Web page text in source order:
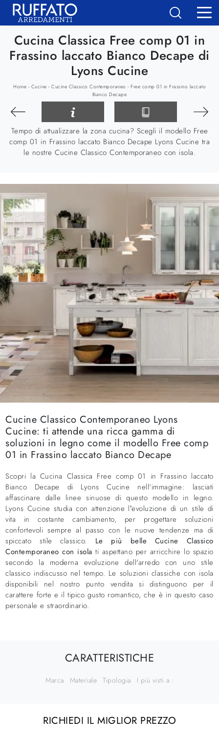
Cucina Classica Free comp 01 in
Frassino laccato Bianco Decape di
Lyons Cucine
Home - Cucine - Cucine Classico Contemporaneo - Free comp 01 in Frassino laccato
Bianco Decape
Tempo di attualizzare la zona cucina? Scegli il modello Free
comp 01 in Frassino laccato Bianco Decape Lyons Cucine tra
le nostre Cucine Classico Contemporaneo con isola.
Cucine Classico Contemporaneo Lyons
Cucine: ti attende una ricca gamma di
soluzioni in legno come il modello Free comp
01 in Frassino laccato Bianco Decape
Scopri la Cucina Classica Free comp 01 in Frassino laccato
Bianco Decape di Lyons Cucine nell'immagine: lasciati
affascinare dalle linee sinuose di questo modello in legno.
Lyons Cucine studia con attenzione l’evoluzione di un stile di
vita in costante cambiamento, per progettare soluzioni
confortevoli sempre al passo con le nuove tendenze ma di
spiccato stile classico. Le più belle Cucine Classico
Contemporaneo con isola ti aspettano per arricchire lo spazio
secondo la moderna evoluzione dell'arredo con uno stile
classico indiscusso nel tempo. Le soluzioni classiche con isola
disponibili nel nostro punto vendita si distinguono per il
carattere forte e il tipico gusto romantico, che è in questo caso
personale e straordinario.
CARATTERISTICHE
Marca Materiale Tipologia I più visti a :
RICHIEDI IL MIGLIOR PREZZO